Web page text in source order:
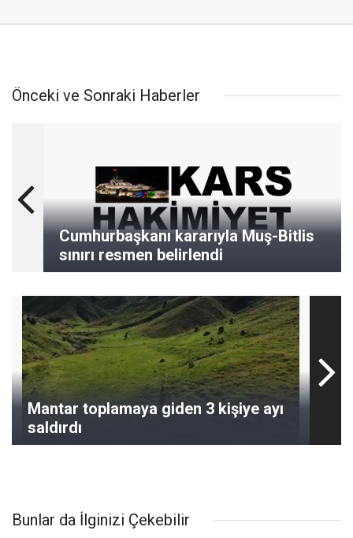
Önceki ve Sonraki Haberler
Cumhurbaşkanı kararıyla Muş-Bitlis
sınırı resmen belirlendi
Mantar toplamaya giden 3 kişiye ayı
saldırdı
Bunlar da İlginizi Çekebilir